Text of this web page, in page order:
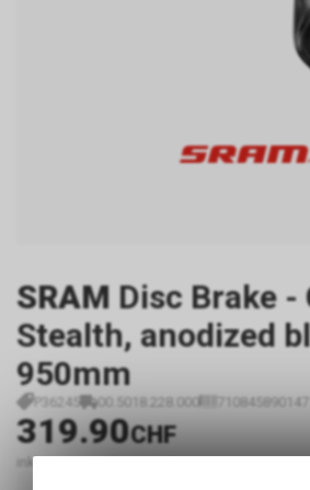
SRAM Disc Brake -
Stealth, anodized
950mm
P36245 00.5018.228.000 710845890147
319.90CHF
inkl. MwSt., zzgl. Versandkosten